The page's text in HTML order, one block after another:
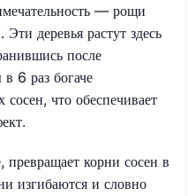
— рощи
деревья растут здесь
после
6 раз богаче
что обеспечивает
корни сосен в
изгибаются и словно